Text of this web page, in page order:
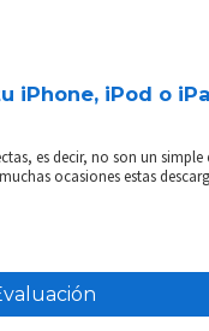
iPhone, iPod o
es decir, no son un simple
ocasiones estas